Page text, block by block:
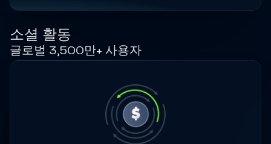
소셜 활동
글로벌 3,500만+ 사용자